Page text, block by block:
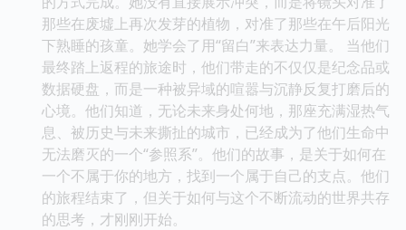
那些在废墟上再次发芽的植物，对准了那些在午后阳光
下熟睡的孩童。她学会了用“留白”来表达力量。 当他们
最终踏上返程的旅途时，他们带走的不仅仅是纪念品或
数据硬盘，而是一种被异域的喧嚣与沉静反复打磨后的
心境。他们知道，无论未来身处何地，那座充满湿热气
息、被历史与未来撕扯的城市，已经成为了他们生命中
无法磨灭的一个“参照系”。他们的故事，是关于如何在
一个不属于你的地方，找到一个属于自己的支点。他们
的旅程结束了，但关于如何与这个不断流动的世界共存
的思考，才刚刚开始。